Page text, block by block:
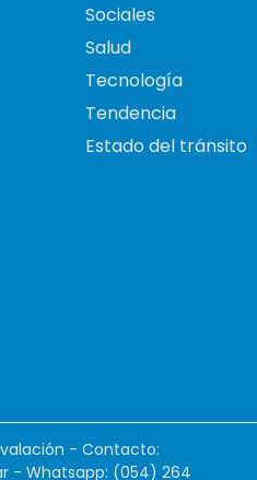
Sociales
Salud
Tecnología
Tendencia
Estado del tránsito
- Contacto:
- Whatsapp: (054) 264